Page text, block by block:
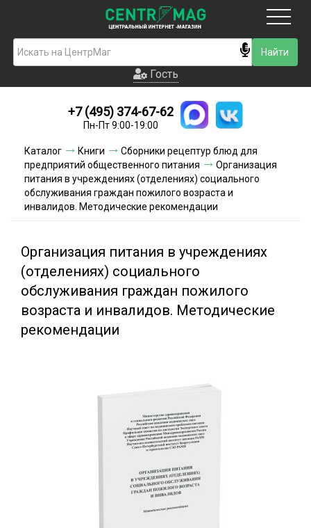
Гость
Новинки
Условия доставки
Условия оплаты
Контакты
Гость
+7 (495) 374-67-62
Пн-Пт 9:00-19:00
Каталог Книги
Сборники рецептур блюд для
предприятий общественного питания
Организация
питания в учреждениях (отделениях) социального
обслуживания граждан пожилого возраста и
инвалидов. Методические рекомендации
Организация питания в учреждениях
(отделениях) социального
обслуживания граждан пожилого
возраста и инвалидов. Методические
рекомендации